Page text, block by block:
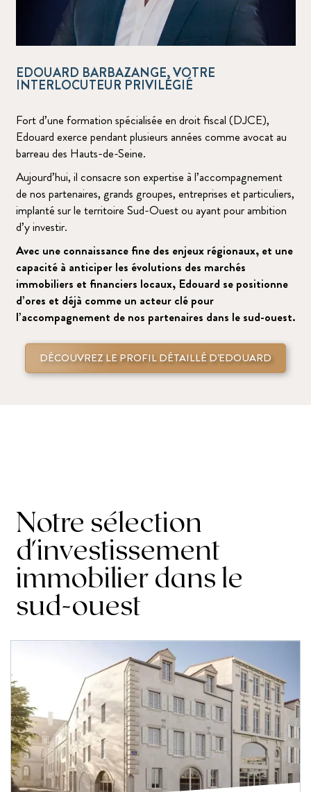
EDOUARD BARBAZANGE, VOTRE
INTERLOCUTEUR PRIVILÉGIÉ
Fort d’une formation spécialisée en droit fiscal (DJCE),
Edouard exerce pendant plusieurs années comme avocat au
barreau des Hauts-de-Seine.
Aujourd’hui, il consacre son expertise à l’accompagnement
de nos partenaires, grands groupes, entreprises et particuliers,
implanté sur le territoire Sud-Ouest ou ayant pour ambition
d’y investir.
Avec une connaissance fine des enjeux régionaux, et une
capacité à anticiper les évolutions des marchés
immobiliers et financiers locaux, Edouard se positionne
d’ores et déjà comme un acteur clé pour
l’accompagnement de nos partenaires dans le sud-ouest.
DÉCOUVREZ LE PROFIL DÉTAILLÉ D'EDOUARD
Notre sélection
d'investissement
immobilier dans le
sud-ouest